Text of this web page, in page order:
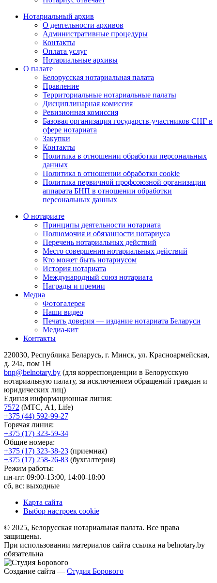
Нотариальный архив
О деятельности архивов
Административные процедуры
Контакты
Оплата услуг
Нотариальные архивы
О палате
Белорусская нотариальная палата
Правление
Территориальные нотариальные палаты
Дисциплинарная комиссия
Ревизионная комиссия
Базовая организация государств-участников СНГ в
сфере нотариата
Закупки
Контакты
Политика в отношении обработки персональных
данных
Политика в отношении обработки cookie
Политика первичной профсоюзной организации
аппарата БНП в отношении обработки
персональных данных
О нотариате
Принципы деятельности нотариата
Полномочия и обязанности нотариуса
Перечень нотариальных действий
Место совершения нотариальных действий
Кто может быть нотариусом
История нотариата
Международный союз нотариата
Награды и премии
Медиа
Фотогалерея
Наши видео
Печать доверия — издание нотариата Беларуси
Медиа-кит
Контакты
220030, Республика Беларусь, г. Минск, ул. Красноармейская,
д. 24а, пом 1Н
bnp@belnotary.by (для корреспонденции в Белорусскую
нотариальную палату, за исключением обращений граждан и
юридических лиц)
Единая информационная линия:
7572 (МТС, A1, Life)
+375 (44) 592-99-27
Горячая линия:
+375 (17) 323-59-34
Общие номера:
+375 (17) 323-38-23 (приемная)
+375 (17) 258-26-83 (бухгалтерия)
Режим работы:
пн-пт: 09:00-13:00, 14:00-18:00
сб, вс: выходные
Карта сайта
Выбор настроек cookie
© 2025, Белорусская нотариальная палата. Все права
защищены.
При использовании материалов сайта ссылка на belnotary.by
обязательна
Создание сайта — Студия Борового